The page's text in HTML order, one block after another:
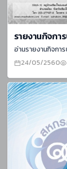
รายงานกิจกา
24/05/2560